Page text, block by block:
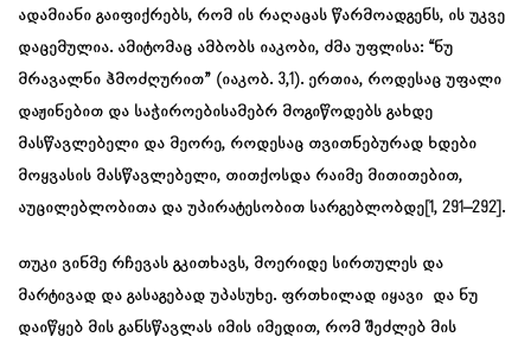
ადამიანი გაიფიქრებს, რომ ის რაღაცას წარმოადგენს, ის უკვე
დაცემულია. ამიტომაც ამბობს იაკობი, ძმა უფლისა: “ნუ
მრავალნი ჰმოძღურით” (იაკობ. 3,1). ერთია, როდესაც უფალი
დაჟინებით და საჭიროებისამებრ მოგიწოდებს გახდე
მასწავლებელი და მეორე, როდესაც თვითნებურად ხდები
მოყვასის მასწავლებელი, თითქოსდა რაიმე მითითებით,
აუცილებლობითა და უპირატესობით სარგებლობდე[1, 291–292].
თუკი ვინმე რჩევას გკითხავს, მოერიდე სირთულეს და
მარტივად და გასაგებად უპასუხე. ფრთხილად იყავი და ნუ
დაიწყებ მის განსწავლას იმის იმედით, რომ შეძლებ მის